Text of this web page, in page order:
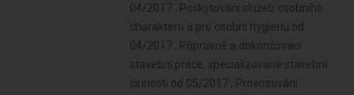
04/2017 , Poskytování služeb osobního
charakteru a pro osobní hygienu od
04/2017 , Přípravné a dokončovací
stavební práce, specializované stavební
činnosti od 05/2017 , Provozování